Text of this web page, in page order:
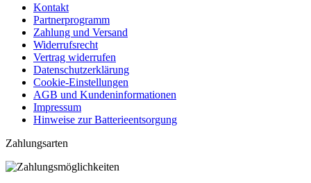
Kontakt
Partnerprogramm
Zahlung und Versand
Widerrufsrecht
Vertrag widerrufen
Datenschutzerklärung
Cookie-Einstellungen
AGB und Kundeninformationen
Impressum
Hinweise zur Batterieentsorgung
Zahlungsarten